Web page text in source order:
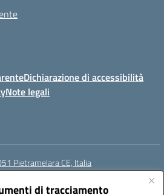
di tracciamento
Dichiarazione di accessibilità
Note legali
Pietramelara CE, Italia
CEIC8AB009@pec.istruzione.it